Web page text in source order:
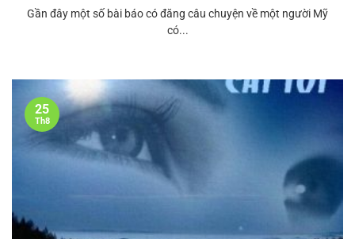
Gần đây một số bài báo có đăng câu chuyện về một người Mỹ
có...
25
Th8